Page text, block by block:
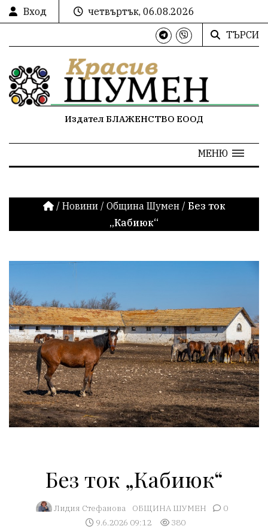
Вход
четвъртък, 06.08.2026
ТЪРСИ
Издател БЛАЖЕНСТВО ЕООД
МЕНЮ
/ Новини / Община Шумен / Без ток
„Кабиюк“
Без ток „Кабиюк“
Лидия Стефанова ОБЩИНА ШУМЕН
0
9.6.2026 09:12
380